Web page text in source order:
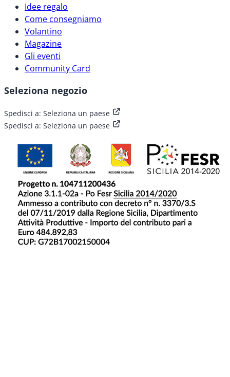
Idee regalo
Come consegniamo
Volantino
Magazine
Gli eventi
Community Card
Seleziona negozio
Spedisci a: Seleziona un paese
Spedisci a: Seleziona un paese